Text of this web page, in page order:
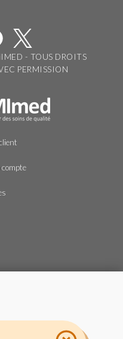
- TOUS DROITS
PERMISSION